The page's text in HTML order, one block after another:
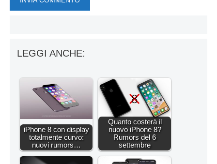
LEGGI ANCHE:
iPhone 8 con display
totalmente curvo:
nuovi rumors…
Quanto costerà il
nuovo iPhone 8?
Rumors del 6
settembre